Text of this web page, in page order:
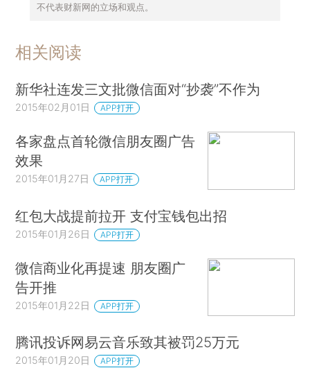
不代表财新网的立场和观点。
相关阅读
新华社连发三文批微信面对“抄袭”不作为
2015年02月01日 APP打开
各家盘点首轮微信朋友圈广告
效果
2015年01月27日 APP打开
红包大战提前拉开 支付宝钱包出招
2015年01月26日 APP打开
微信商业化再提速 朋友圈广
告开推
2015年01月22日 APP打开
腾讯投诉网易云音乐致其被罚25万元
2015年01月20日 APP打开